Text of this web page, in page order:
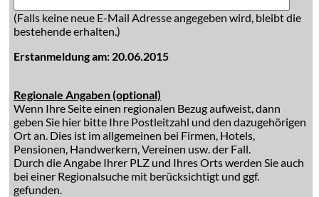
(Falls keine neue E-Mail Adresse angegeben wird, bleibt die
bestehende erhalten.)
Erstanmeldung am: 20.06.2015
Regionale Angaben (optional)
Wenn Ihre Seite einen regionalen Bezug aufweist, dann
geben Sie hier bitte Ihre Postleitzahl und den dazugehörigen
Ort an. Dies ist im allgemeinen bei Firmen, Hotels,
Pensionen, Handwerkern, Vereinen usw. der Fall.
Durch die Angabe Ihrer PLZ und Ihres Orts werden Sie auch
bei einer Regionalsuche mit berücksichtigt und ggf.
gefunden.